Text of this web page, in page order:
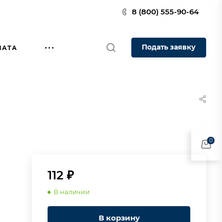
8 (800) 555-90-64
Подать заявку
112 ₽
В наличии
В корзину
0